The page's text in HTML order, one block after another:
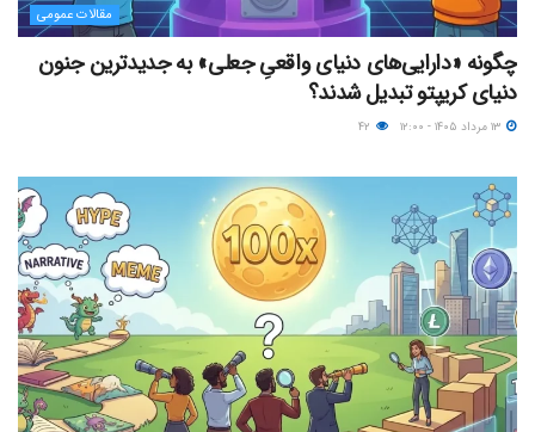
مقالات عمومی
چگونه «دارایی‌های دنیای واقعیِ جعلی» به جدیدترین جنون
دنیای کریپتو تبدیل شدند؟